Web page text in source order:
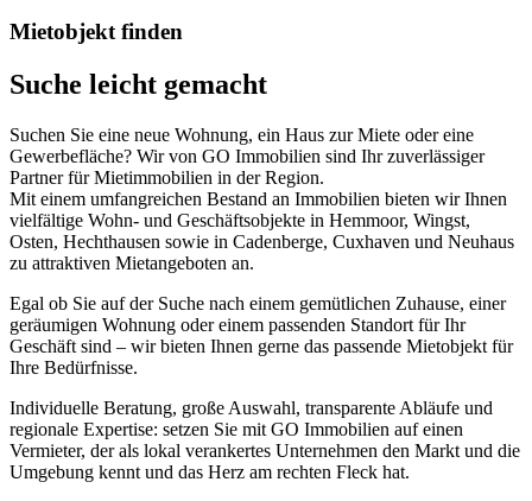
Mietobjekt finden
Suche leicht gemacht
Suchen Sie eine neue Wohnung, ein Haus zur Miete oder eine
Gewerbefläche? Wir von GO Immobilien sind Ihr zuverlässiger
Partner für Mietimmobilien in der Region.
Mit einem umfangreichen Bestand an Immobilien bieten wir Ihnen
vielfältige Wohn- und Geschäftsobjekte in Hemmoor, Wingst,
Osten, Hechthausen sowie in Cadenberge, Cuxhaven und Neuhaus
zu attraktiven Mietangeboten an.
Egal ob Sie auf der Suche nach einem gemütlichen Zuhause, einer
geräumigen Wohnung oder einem passenden Standort für Ihr
Geschäft sind – wir bieten Ihnen gerne das passende Mietobjekt für
Ihre Bedürfnisse.
Individuelle Beratung, große Auswahl, transparente Abläufe und
regionale Expertise: setzen Sie mit GO Immobilien auf einen
Vermieter, der als lokal verankertes Unternehmen den Markt und die
Umgebung kennt und das Herz am rechten Fleck hat.